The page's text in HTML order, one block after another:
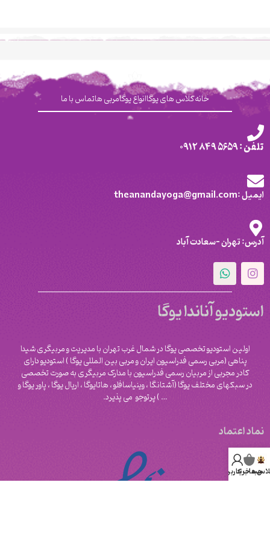
خانهکلاس های یوگاانواع یوگامربی هاتماس با ما
تلفن : 5659 849 0912
ایمیل :theanandayoga@gmail.com
آدرس: تهران -سعادت آباد
استودیو آناندا یوگا
اولین استودیو تخصصی یوگا در شمال غرب تهران با مدیریت و مربیگری شیدا
پناهی (مربی رسمی فدراسیون ایران و مربی بین المللی یوگا ) استودیو دارای
کادر مجربی از مربیان رسمی فدراسیون با مدارک مربیگری به صورت تخصصی
در سبکهای مختلف یوگا (آشتانگا ، وینیاسافلو ، هاتایوگا ، اریال یوگا ، پاور یوگا و
‌… ) پرتوجو می پذیرد.
نماد اعتماد
ها
سبد خرید
حساب کاربری من